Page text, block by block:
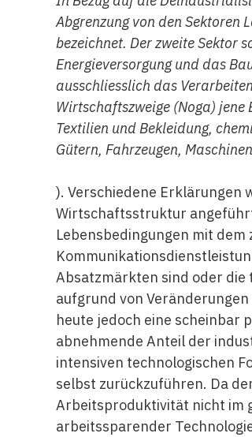
Abgrenzung von den
bezeichnet. Der zweite Sektor
Energieversorgung und das
ausschliesslich das
Wirtschaftszweige (Noga)
Textilien und Bekleidung,
Gütern, Fahrzeugen,
). Verschiedene Erklärungen
Wirtschaftsstruktur
Lebensbedingungen mit
Absatzmärkten sind oder
aufgrund von
heute jedoch eine scheinbar
abnehmende Anteil der
intensiven technologischen
selbst zurückzuführen. Da
Arbeitsproduktivität nicht im
arbeitssparender